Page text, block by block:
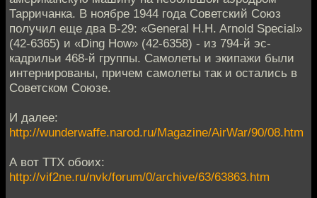
Тарричанка. В нояб­ре 1944 года Советский Союз
получил еще два В-29: «General H.H. Arnold Special»
(42-6365) и «Ding How» (42-6358) - из 794-й эс­
кадрильи 468-й группы. Самолеты и эки­пажи были
интернированы, причем само­леты так и остались в
Советском Союзе.
И далее:
http://wunderwaffe.narod.ru/Magazine/AirWar/90/08.htm
А вот ТТХ обоих:
http://vif2ne.ru/nvk/forum/0/archive/63/63863.htm